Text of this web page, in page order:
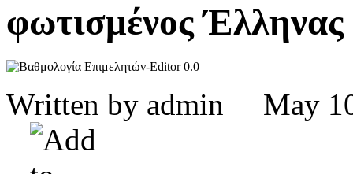
φωτισμένος Έλληνας
0.0
Written by admin May